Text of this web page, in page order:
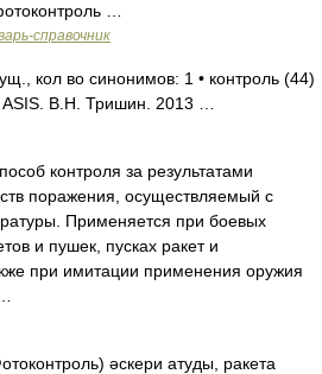
…
справочник
кол во синонимов: 1 • контроль (44)
В.Н. Тришин. 2013 …
контроля за результатами
поражения, осуществляемый с
Применяется при боевых
и пушек, пусках ракет и
при имитации применения оружия
әскери атуды, ракета